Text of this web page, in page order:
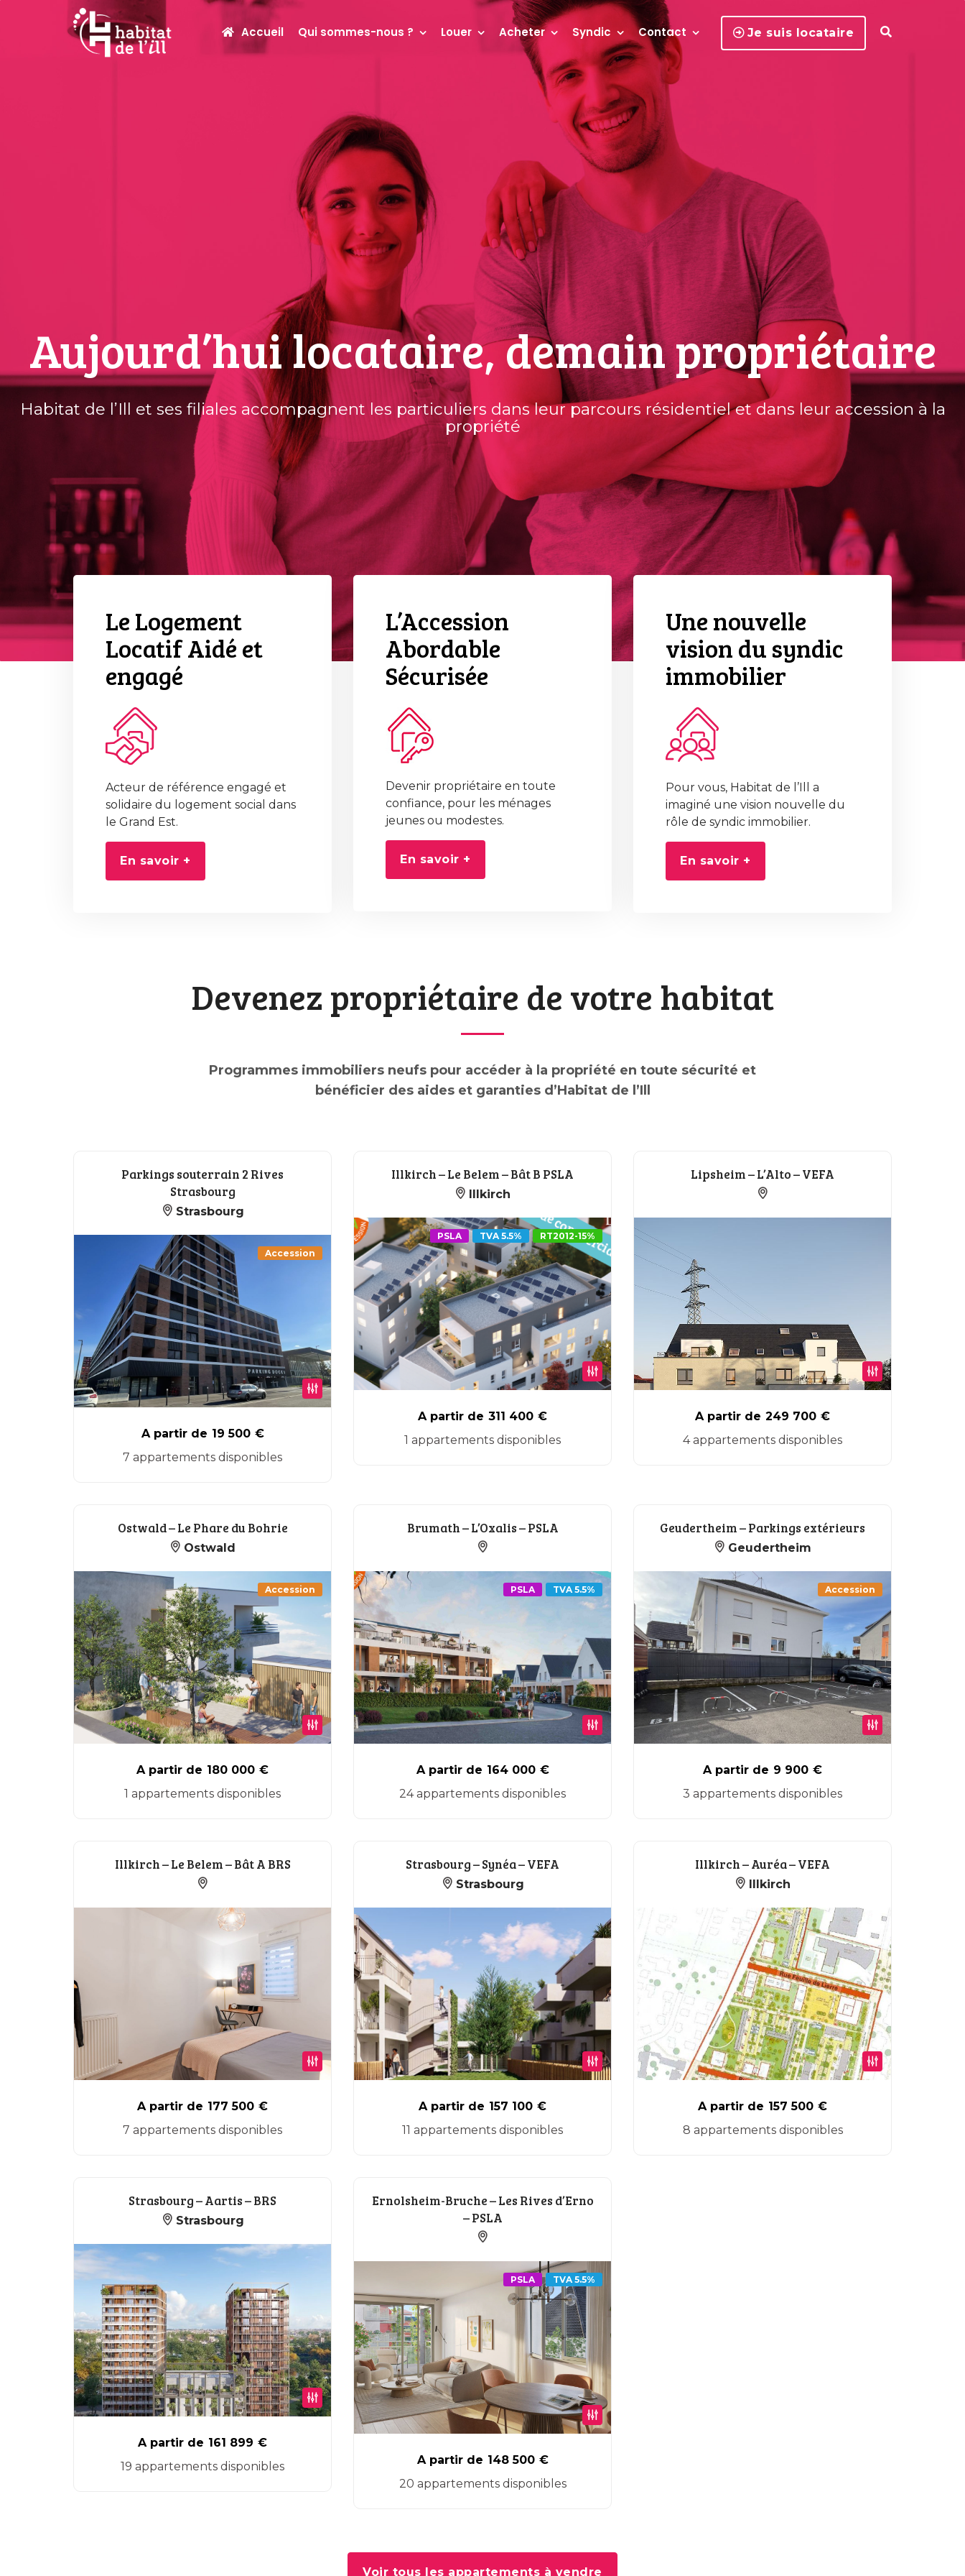
Accueil Qui sommes-nous ? Louer Acheter Syndic Contact Je suis locataire
Aujourd’hui locataire, demain propriétaire
Habitat de l’Ill et ses filiales accompagnent les particuliers dans leur parcours résidentiel et dans leur accession à la
propriété
Le Logement
Locatif Aidé et
engagé
Acteur de référence engagé et
solidaire du logement social dans
le Grand Est.
En savoir +
L’Accession
Abordable
Sécurisée
Devenir propriétaire en toute
confiance, pour les ménages
jeunes ou modestes.
En savoir +
Une nouvelle
vision du syndic
immobilier
Pour vous, Habitat de l’Ill a
imaginé une vision nouvelle du
rôle de syndic immobilier.
En savoir +
Devenez propriétaire de votre habitat
Programmes immobiliers neufs pour accéder à la propriété en toute sécurité et
bénéficier des aides et garanties d’Habitat de l’Ill
Parkings souterrain 2 Rives
Strasbourg
Strasbourg
Accession
A partir de 19 500 €
7 appartements disponibles
Illkirch – Le Belem – Bât B PSLA
Illkirch
PSLA TVA 5.5% RT2012-15%
A partir de 311 400 €
1 appartements disponibles
Lipsheim – L’Alto – VEFA
A partir de 249 700 €
4 appartements disponibles
Ostwald – Le Phare du Bohrie
Ostwald
Accession
A partir de 180 000 €
1 appartements disponibles
Brumath – L’Oxalis – PSLA
PSLA TVA 5.5%
A partir de 164 000 €
24 appartements disponibles
Geudertheim – Parkings extérieurs
Geudertheim
Accession
A partir de 9 900 €
3 appartements disponibles
Illkirch – Le Belem – Bât A BRS
A partir de 177 500 €
7 appartements disponibles
Strasbourg – Synéa – VEFA
Strasbourg
A partir de 157 100 €
11 appartements disponibles
Illkirch – Auréa – VEFA
Illkirch
A partir de 157 500 €
8 appartements disponibles
Strasbourg – Aartis – BRS
Strasbourg
A partir de 161 899 €
19 appartements disponibles
Ernolsheim-Bruche – Les Rives d’Erno
– PSLA
PSLA TVA 5.5%
A partir de 148 500 €
20 appartements disponibles
Voir tous les appartements à vendre